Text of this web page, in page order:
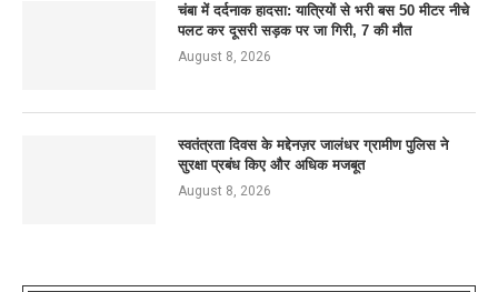
चंबा में दर्दनाक हादसा: यात्रियों से भरी बस 50 मीटर नीचे
पलट कर दूसरी सड़क पर जा गिरी, 7 की मौत
August 8, 2026
स्वतंत्रता दिवस के मद्देनज़र जालंधर ग्रामीण पुलिस ने
सुरक्षा प्रबंध किए और अधिक मजबूत
August 8, 2026